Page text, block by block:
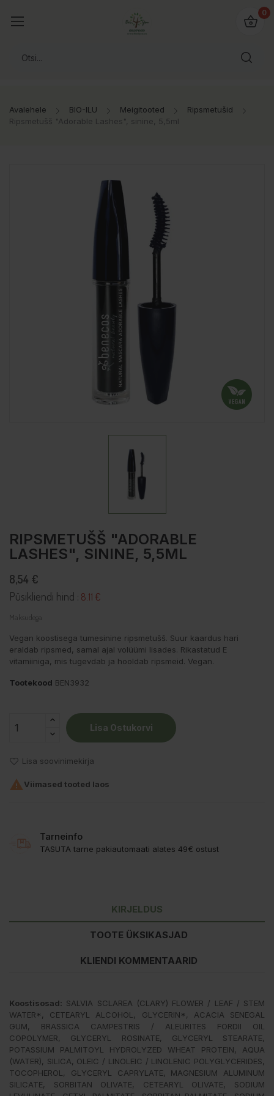
0
Avalehele BIO-ILU Meigitooted
Ripsmetušid
Ripsmetušš "Adorable Lashes", sinine, 5,5ml
RIPSMETUŠŠ "ADORABLE
LASHES", SININE, 5,5ML
8,54 €
Püsikliendi hind : 8.11 €
Maksudega
Vegan koostisega tumesinine ripsmetušš. Suur kaardus hari
eraldab ripsmed, samal ajal volüümi lisades. Rikastatud E
vitamiiniga, mis tugevdab ja hooldab ripsmeid. Vegan.
Tootekood BEN3932
Lisa Ostukorvi
Lisa soovinimekirja
 Viimased tooted laos
Tarneinfo
TASUTA tarne pakiautomaati alates 49€ ostust
KIRJELDUS
TOOTE ÜKSIKASJAD
KLIENDI KOMMENTAARID
Koostisosad: SALVIA SCLAREA (CLARY) FLOWER / LEAF / STEM
WATER*, CETEARYL ALCOHOL, GLYCERIN*, ACACIA SENEGAL
GUM, BRASSICA CAMPESTRIS / ALEURITES FORDII OIL
COPOLYMER, GLYCERYL ROSINATE, GLYCERYL STEARATE,
POTASSIUM PALMITOYL HYDROLYZED WHEAT PROTEIN, AQUA
(WATER), SILICA, OLEIC / LINOLEIC / LINOLENIC POLYGLYCERIDES,
TOCOPHEROL, GLYCERYL CAPRYLATE, MAGNESIUM ALUMINUM
SILICATE, SORBITAN OLIVATE, CETEARYL OLIVATE, SODIUM